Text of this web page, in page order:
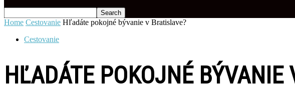
Home Cestovanie Hľadáte pokojné bývanie v Bratislave?
Cestovanie
HĽADÁTE POKOJNÉ BÝVANIE